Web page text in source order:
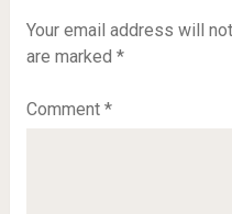
Your email address will
are marked *
Comment *